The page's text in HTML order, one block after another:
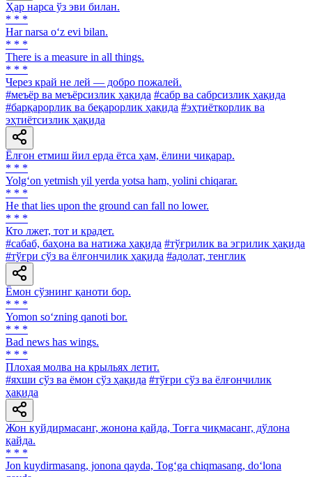
Ҳар нарса ўз эви билан.
* * *
Har narsa o‘z evi bilan.
* * *
There is a measure in all things.
* * *
Через край не лей — добро пожалей.
#меъёр ва меъёрсизлик ҳақида #сабр ва сабрсизлик ҳақида
#барқарорлик ва беқарорлик ҳақида #эҳтиёткорлик ва
эҳтиётсизлик ҳақида
Ёлғон етмиш йил ерда ётса ҳам, ёлини чиқарар.
* * *
Yolg‘on yetmish yil yerda yotsa ham, yolini chiqarar.
* * *
He that lies upon the ground can fall no lower.
* * *
Кто лжет, тот и крадет.
#сабаб, баҳона ва натижа ҳақида #тўғрилик ва эгрилик ҳақида
#тўғри сўз ва ёлғончилик ҳақида #адолат, тенглик
Ёмон сўзнинг қаноти бор.
* * *
Yomon so‘zning qanoti bor.
* * *
Bad news has wings.
* * *
Плохая молва на крыльях летит.
#яхши сўз ва ёмон сўз ҳақида #тўғри сўз ва ёлғончилик
ҳақида
Жон куйдирмасанг, жонона қайда, Тоғга чиқмасанг, дўлона
қайда.
* * *
Jon kuydirmasang, jonona qayda, Tog‘ga chiqmasang, do‘lona